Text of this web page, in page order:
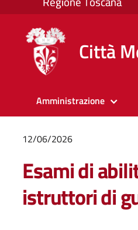
Città
Amministrazione
12/06/2026
Esami di
istruttori di